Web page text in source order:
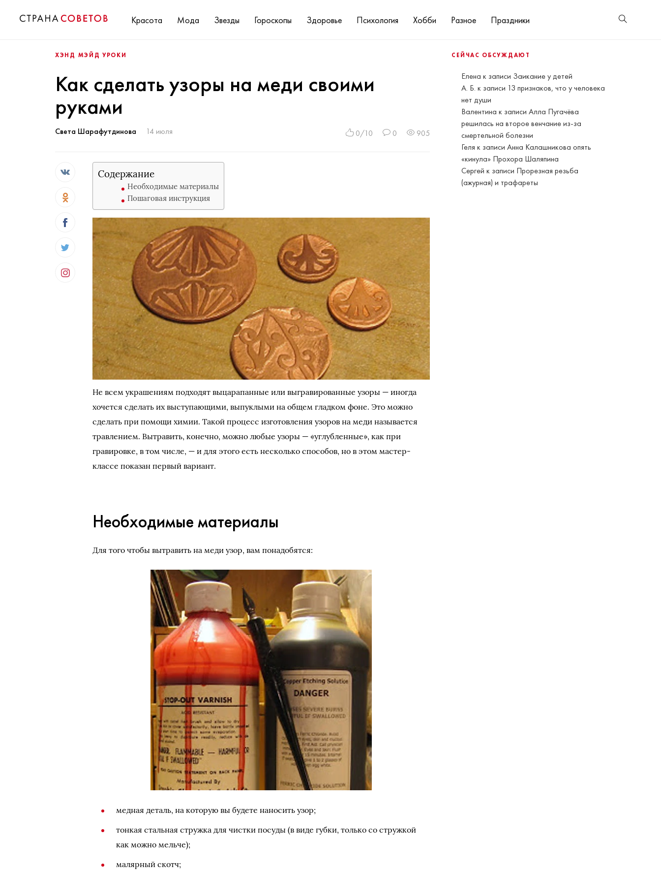
Красота Мода Звезды Гороскопы Здоровье Психология Хобби Разное Праздники
СЕЙЧАС ОБСУЖДАЮТ
Елена к записи Заикание у детей
А. Б. к записи 13 признаков, что у человека
нет души
Валентина к записиАлла Пугачёва
решилась на второе венчание из-за
смертельной болезни
Геля к записиАнна Калашникова опять
«кинула» Прохора Шаляпина
Сергей к записи Прорезная резьба
(ажурная) и трафареты
ХЭНД МЭЙД УРОКИ
Как сделать узоры на меди своими
руками
Света Шарафутдинова 14 июля 0/10 0 905
Содержание
Необходимые материалы
Пошаговая инструкция
Не всем украшениям подходят выцарапанные или выгравированные узоры — иногда
хочется сделать их выступающими, выпуклыми на общем гладком фоне. Это можно
сделать при помощи химии. Такой процесс изготовления узоров на меди называется
травлением. Вытравить, конечно, можно любые узоры — «углубленные», как при
гравировке, в том числе, — и для этого есть несколько способов, но в этом мастер-
классе показан первый вариант.
Необходимые материалы
Для того чтобы вытравить на меди узор, вам понадобятся:
медная деталь, на которую вы будете наносить узор;
тонкая стальная стружка для чистки посуды (в виде губки, только со стружкой
как можно мельче);
малярный скотч;